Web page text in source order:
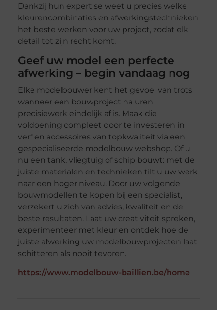
Dankzij hun expertise weet u precies welke
kleurencombinaties en afwerkingstechnieken
het beste werken voor uw project, zodat elk
detail tot zijn recht komt.
Geef uw model een perfecte
afwerking – begin vandaag nog
Elke modelbouwer kent het gevoel van trots
wanneer een bouwproject na uren
precisiewerk eindelijk af is. Maak die
voldoening compleet door te investeren in
verf en accessoires van topkwaliteit via een
gespecialiseerde modelbouw webshop. Of u
nu een tank, vliegtuig of schip bouwt: met de
juiste materialen en technieken tilt u uw werk
naar een hoger niveau. Door uw volgende
bouwmodellen te kopen bij een specialist,
verzekert u zich van advies, kwaliteit en de
beste resultaten. Laat uw creativiteit spreken,
experimenteer met kleur en ontdek hoe de
juiste afwerking uw modelbouwprojecten laat
schitteren als nooit tevoren.
https://www.modelbouw-baillien.be/home